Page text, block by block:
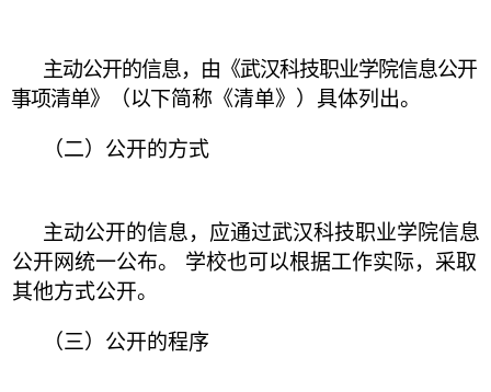
主动公开的信息，由《武汉科技职业学院信息公开
事项清单》（以下简称《清单》）具体列出。
（二）公开的方式
主动公开的信息，应通过武汉科技职业学院信息
公开网统一公布。
学校也可以根据工作实际，采取
其他方式公开。
（三）公开的程序